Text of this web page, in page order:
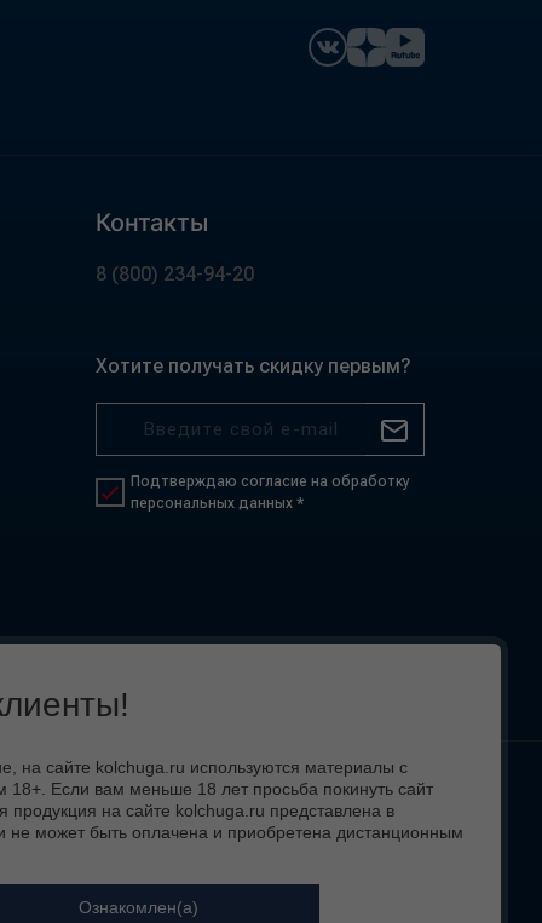
Контакты
8 (800) 234-94-20
Хотите получать скидку первым?
Подтверждаю согласие на обработку
персональных данных *
на сайте kolchuga.ru используются материалы с
18+. Если вам меньше 18 лет просьба покинуть сайт
продукция на сайте kolchuga.ru представлена в
не может быть оплачена и приобретена дистанционным
Ознакомлен(а)